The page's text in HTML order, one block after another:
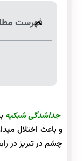
فهرست
جداشدگی شبکیه
و باعث اختلال
چشم در تبریز در